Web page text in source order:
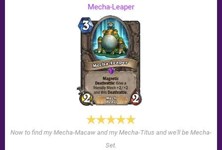
Mecha-Leaper
Now to find my Mecha-Macaw and my Mecha-Titus and we'll be Mecha-
Set.